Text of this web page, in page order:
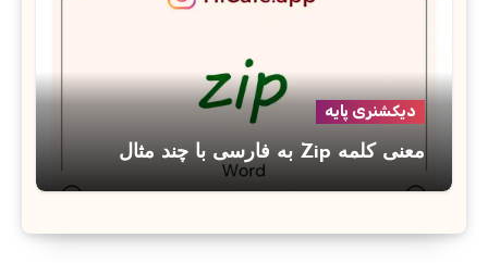
دیکشنری پایه
معنی کلمه Zip به فارسی با چند مثال